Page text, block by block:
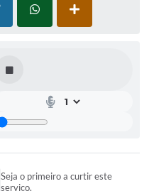
Seja o primeiro a curtir este
serviço.